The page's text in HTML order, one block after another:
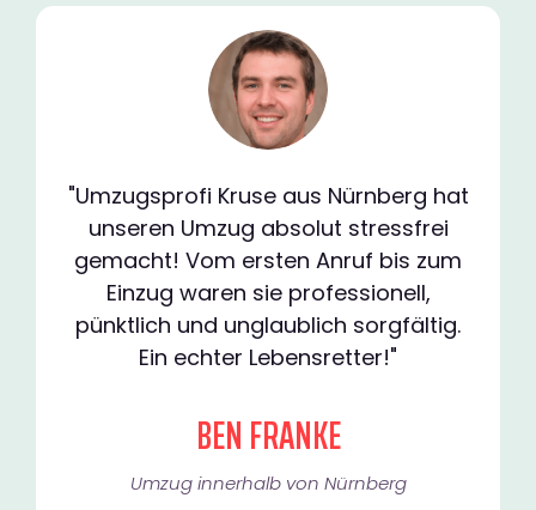
"Umzugsprofi Kruse aus Nürnberg hat
unseren Umzug absolut stressfrei
gemacht! Vom ersten Anruf bis zum
Einzug waren sie professionell,
pünktlich und unglaublich sorgfältig.
Ein echter Lebensretter!"
BEN FRANKE
Umzug innerhalb von Nürnberg​